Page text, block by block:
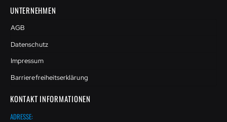
UNTERNEHMEN
AGB
Datenschutz
Impressum
Barrierefreiheitserklärung
KONTAKT INFORMATIONEN
ADRESSE: